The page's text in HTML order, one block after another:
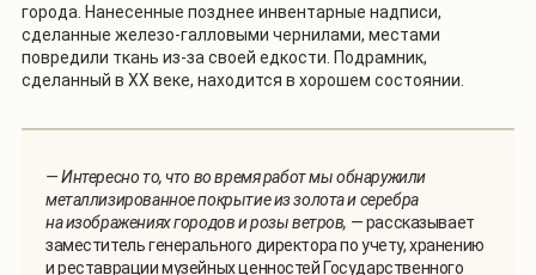
города. Нанесенные позднее инвентарные надписи,
сделанные железо-галловыми чернилами, местами
повредили ткань из-за своей едкости. Подрамник,
сделанный в XX веке, находится в хорошем состоянии.
— Интересно то, что во время работ мы обнаружили
металлизированное покрытие из золота и серебра
на изображениях городов и розы ветров, — рассказывает
заместитель генерального директора по учету, хранению
и реставрации музейных ценностей Государственного